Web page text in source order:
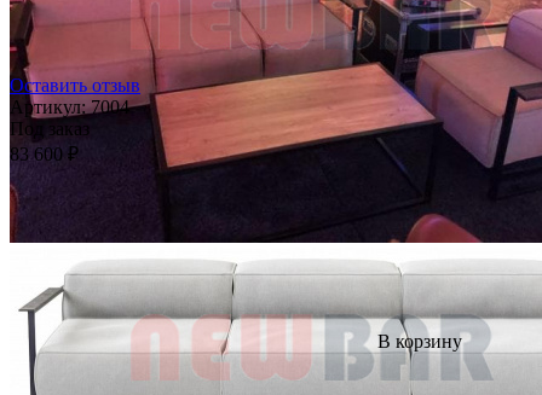
Оставить отзыв
Артикул:7004
Под заказ
83 600 ₽
В корзину